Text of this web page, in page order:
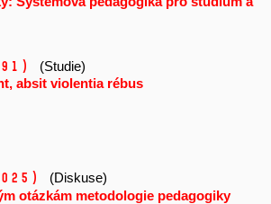
(Studie)
absit violentia rébus
(Diskuse)
otázkám metodologie pedagogiky